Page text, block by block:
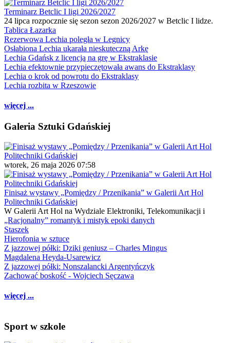
Terminarz Betclic I ligi 2026/2027
24 lipca rozpocznie się sezon sezon 2026/2027 w Betclic I lidze.
Tablica Łazarka
Rezerwowa Lechia poległa w Legnicy
Osłabiona Lechia ukarała nieskuteczną Arkę
Lechia Gdańsk z licencją na grę w Ekstraklasie
Lechia efektownie przypieczętowała awans do Ekstraklasy
Lechia o krok od powrotu do Ekstraklasy
Lechia rozbita w Rzeszowie
więcej ...
Galeria Sztuki Gdańskiej
wtorek, 26 maja 2026 07:58
Finisaż wystawy „Pomiędzy / Przenikania” w Galerii Art Hol
Politechniki Gdańskiej
W Galerii Art Hol na Wydziale Elektroniki, Telekomunikacji i
„Racjonalny” romantyk i mistyk epoki danych
Staszek
Hierofonia w sztuce
Z jazzowej półki: Dziki geniusz – Charles Mingus
Magdalena Heyda-Usarewicz
Z jazzowej półki: Nonszalancki Argentyńczyk
Zachować boskość - Wojciech Sęczawa
więcej ...
Sport w szkole